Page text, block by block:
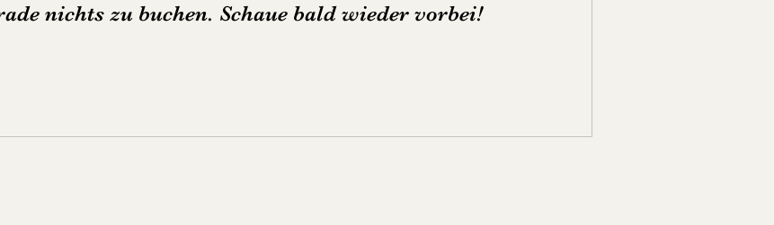
nichts zu buchen. Schaue bald wieder vorbei!